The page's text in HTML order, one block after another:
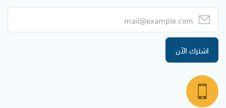
اشترك الآن